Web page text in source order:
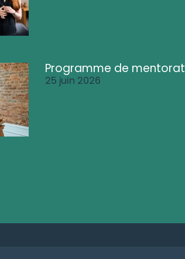
Programme de mentorat
25 juin 2026